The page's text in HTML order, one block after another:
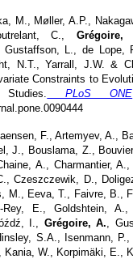
M., Møller, A.P.,
C.,Grégoire,
Gustaffson, L., de Lope,
N.T., Yarrall, J.W. &
Constraints to
PLoS ONE
F., Artemyev, A.,
J., Bouslama, Z.,
A., Charmantier, A.,
Czeszczewik, D.,
M., Eeva, T., Faivre, B.,
Rey, E., Goldshtein, A.,
I., Grégoire, A. ,
S.A., Isenmann,
W., Korpimäki, E.,